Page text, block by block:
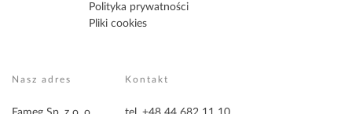
Polityka prywatności
Pliki cookies
Nasz adres Kontakt